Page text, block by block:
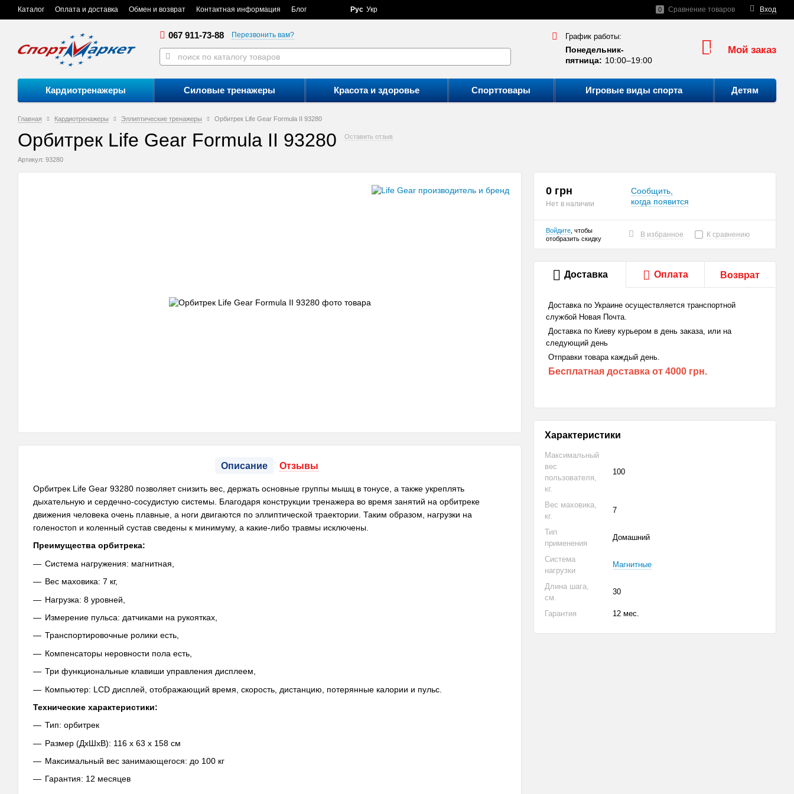
Каталог Оплата и доставка Обмен и возврат Контактная информация Блог Вход
0 Сравнение товаров
Рус Укр
067 911-73-88 Перезвонить вам? График работы:
Понедельник-
пятница: 10:00–19:00
0 Мой заказ
Кардиотренажеры Силовые тренажеры Красота и здоровье Спорттовары Игровые виды спорта Детям
Главная Кардиотренажеры Эллиптические тренажеры Орбитрек Life Gear Formula II 93280
Орбитрек Life Gear Formula II 93280 Оставить отзыв
Артикул: 93280
Описание Отзывы
Орбитрек Life Gear 93280 позволяет снизить вес, держать основные группы мышц в тонусе, а также укреплять
дыхательную и сердечно-сосудистую системы. Благодаря конструкции тренажера во время занятий на орбитреке
движения человека очень плавные, а ноги двигаются по эллиптической траектории. Таким образом, нагрузки на
голеностоп и коленный сустав сведены к минимуму, а какие-либо травмы исключены.
Преимущества орбитрека:
Система нагружения: магнитная,
Вес маховика: 7 кг,
Нагрузка: 8 уровней,
Измерение пульса: датчиками на рукоятках,
Транспортировочные ролики есть,
Компенсаторы неровности пола есть,
Три функциональные клавиши управления дисплеем,
Компьютер: LCD дисплей, отображающий время, скорость, дистанцию, потерянные калории и пульс.
Технические характеристики:
Тип: орбитрек
Размер (ДхШхВ): 116 х 63 х 158 см
Максимальный вес занимающегося: до 100 кг
Гарантия: 12 месяцев
0 грн
Нет в наличии
Сообщить,
когда появится
Войдите , чтобы
отобразить скидку
В избранное К сравнению
Доставка Оплата Возврат
Доставка по Украине осуществляется транспортной
службой Новая Почта.
Доставка по Киеву курьером в день заказа, или на
следующий день
Отправки товара каждый день.
Бесплатная доставка от 4000 грн.
Характеристики
Максимальный
вес
пользователя,
кг.
100
Вес маховика,
кг.
7
Тип
применения
Домашний
Система
нагрузки
Магнитные
Длина шага,
см.
30
Гарантия 12 мес.